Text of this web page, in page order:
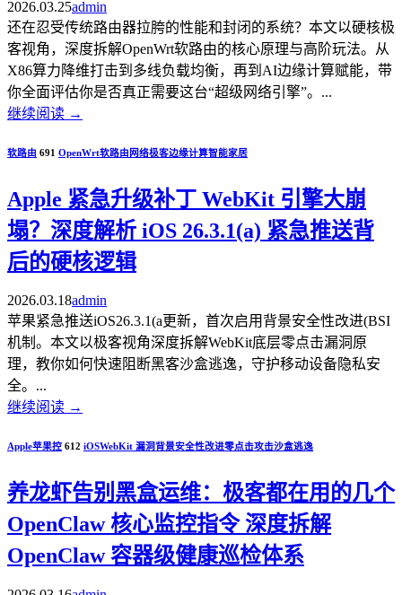
2026.03.25admin
还在忍受传统路由器拉胯的性能和封闭的系统？本文以硬核极
客视角，深度拆解OpenWrt软路由的核心原理与高阶玩法。从
X86算力降维打击到多线负载均衡，再到AI边缘计算赋能，带
你全面评估你是否真正需要这台“超级网络引擎”。...
继续阅读 →
软路由 691 OpenWrt软路由 网络极客边缘计算智能家居
Apple 紧急升级补丁 WebKit 引擎大崩
塌？深度解析 iOS 26.3.1(a) 紧急推送背
后的硬核逻辑
2026.03.18admin
苹果紧急推送iOS26.3.1(a更新，首次启用背景安全性改进(BSI
机制。本文以极客视角深度拆解WebKit底层零点击漏洞原
理，教你如何快速阻断黑客沙盒逃逸，守护移动设备隐私安
全。...
继续阅读 →
Apple苹果控 612 iOSWebKit 漏洞背景安全性改进零点击攻击沙盒逃逸
养龙虾告别黑盒运维：极客都在用的几个
OpenClaw 核心监控指令 深度拆解
OpenClaw 容器级健康巡检体系